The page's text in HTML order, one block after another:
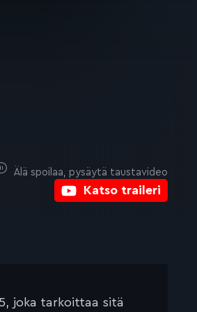
Katso traileri
Älä spoilaa, pysäytä taustavideo
joka tarkoittaa sitä